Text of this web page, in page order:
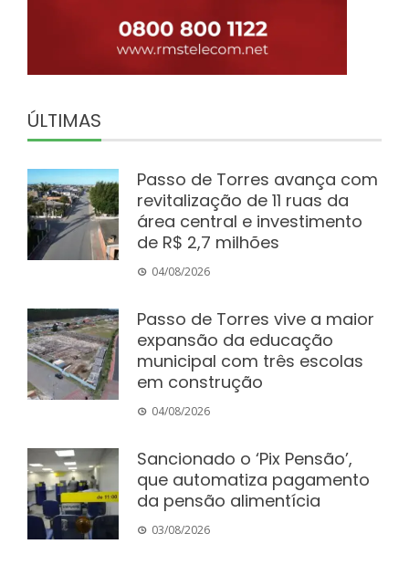
ÚLTIMAS
Passo de Torres avança com
revitalização de 11 ruas da
área central e investimento
de R$ 2,7 milhões
04/08/2026
Passo de Torres vive a maior
expansão da educação
municipal com três escolas
em construção
04/08/2026
Sancionado o ‘Pix Pensão’,
que automatiza pagamento
da pensão alimentícia
03/08/2026